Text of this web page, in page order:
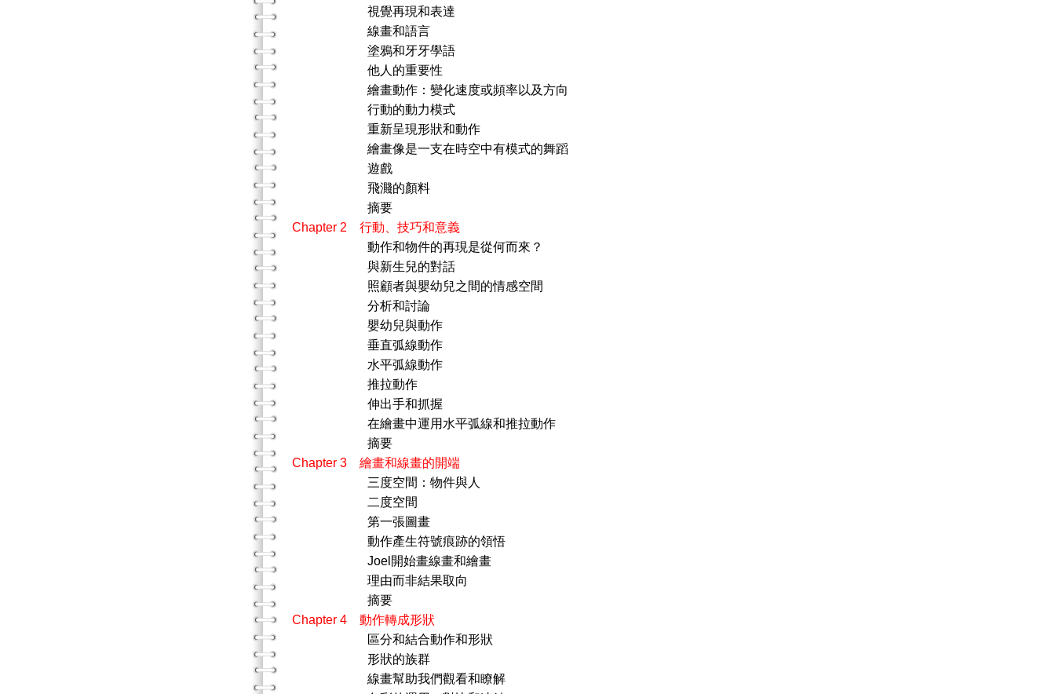
視覺再現和表達
線畫和語言
塗鴉和牙牙學語
他人的重要性
繪畫動作：變化速度或頻率以及方向
行動的動力模式
重新呈現形狀和動作
繪畫像是一支在時空中有模式的舞蹈
遊戲
飛濺的顏料
摘要
Chapter 2 行動、技巧和意義
動作和物件的再現是從何而來？
與新生兒的對話
照顧者與嬰幼兒之間的情感空間
分析和討論
嬰幼兒與動作
垂直弧線動作
水平弧線動作
推拉動作
伸出手和抓握
在繪畫中運用水平弧線和推拉動作
摘要
Chapter 3 繪畫和線畫的開端
三度空間：物件與人
二度空間
第一張圖畫
動作產生符號痕跡的領悟
Joel開始畫線畫和繪畫
理由而非結果取向
摘要
Chapter 4 動作轉成形狀
區分和結合動作和形狀
形狀的族群
線畫幫助我們觀看和瞭解